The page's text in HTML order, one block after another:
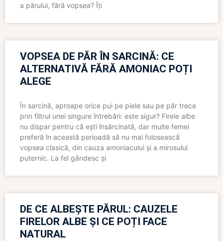
a părului, fără vopsea? Îți
VOPSEA DE PĂR ÎN SARCINĂ: CE
ALTERNATIVĂ FĂRĂ AMONIAC POȚI
ALEGE
În sarcină, aproape orice pui pe piele sau pe păr trece
prin filtrul unei singure întrebări: este sigur? Firele albe
nu dispar pentru că ești însărcinată, dar multe femei
preferă în această perioadă să nu mai folosească
vopsea clasică, din cauza amoniacului și a mirosului
puternic. La fel gândesc și
DE CE ALBEȘTE PĂRUL: CAUZELE
FIRELOR ALBE ȘI CE POȚI FACE
NATURAL